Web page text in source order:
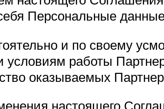
Персональные
и по своему
условиям работы
оказываемых
настоящего